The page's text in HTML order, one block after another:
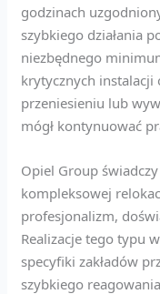
godzinach
szybkiego działania
niezbędnego
krytycznych instalacji
przeniesieniu lub
mógł kontynuować
Opiel Group
kompleksowej
profesjonalizm,
Realizacje tego typu
specyfiki zakładów
szybkiego